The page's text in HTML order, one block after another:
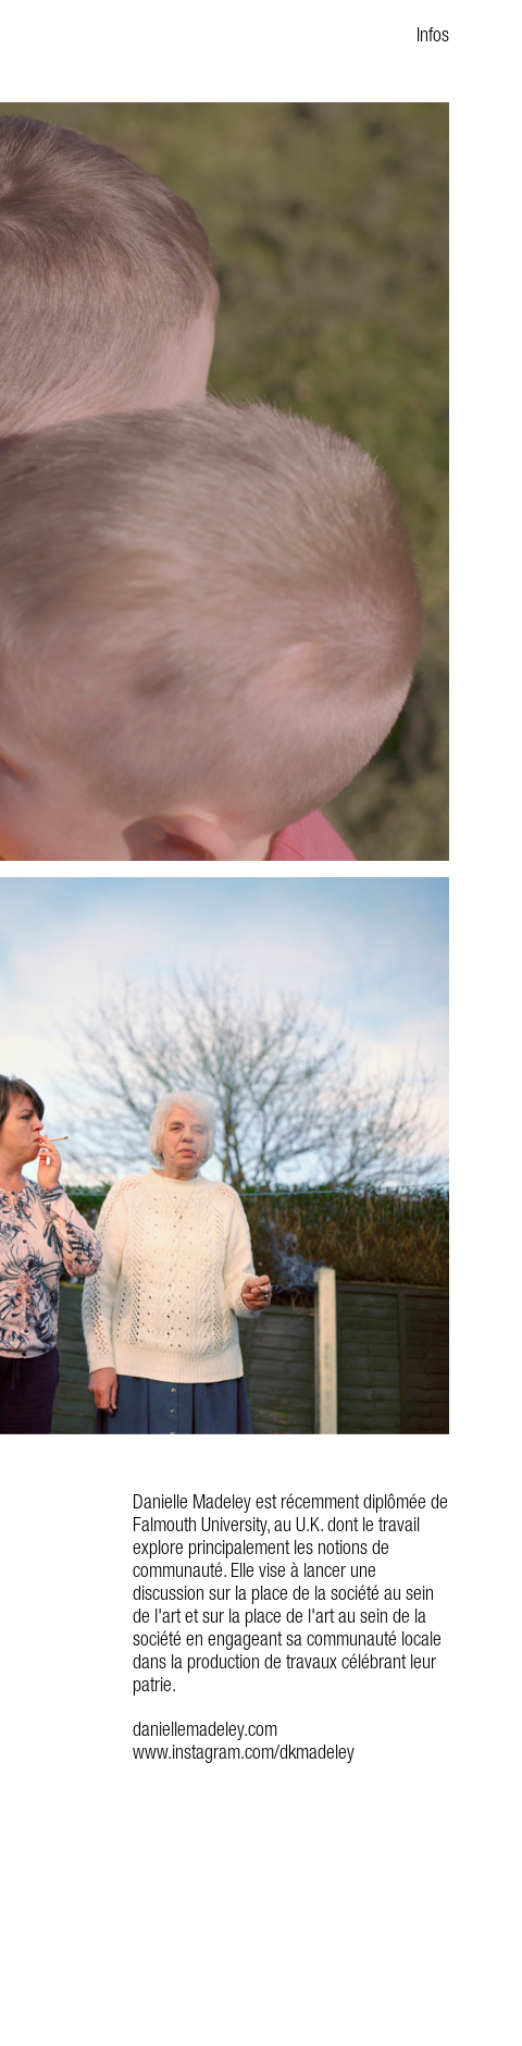
Infos
Danielle Madeley est récemment diplômée de
Falmouth University, au U.K. dont le travail
explore principalement les notions de
communauté. Elle vise à lancer une
discussion sur la place de la société au sein
de l'art et sur la place de l'art au sein de la
société en engageant sa communauté locale
dans la production de travaux célébrant leur
patrie.
daniellemadeley.com
www.instagram.com/dkmadeley